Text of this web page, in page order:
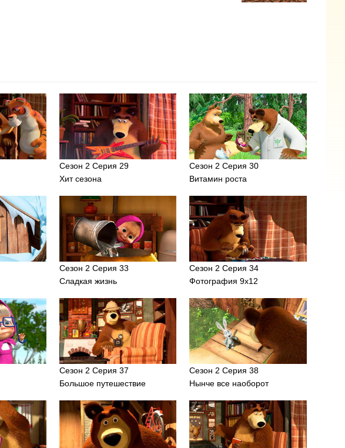
Сезон 2 Серия 29
Хит сезона
Сезон 2 Серия 30
Витамин роста
Сезон 2 Серия 33
Сладкая жизнь
Сезон 2 Серия 34
Фотография 9х12
Сезон 2 Серия 37
Большое путешествие
Сезон 2 Серия 38
Нынче все наоборот